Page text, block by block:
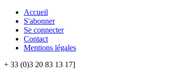
Accueil
S'abonner
Se connecter
Contact
Mentions légales
+ 33 (0)3 20 83 13 17]